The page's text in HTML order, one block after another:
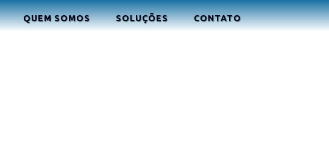
QUEM SOMOS SOLUÇÕES CONTATO